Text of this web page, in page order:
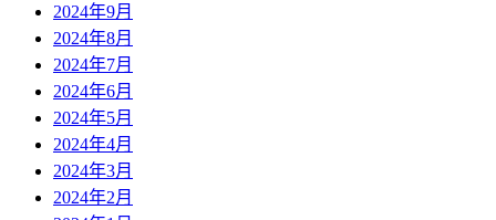
2024年9月
2024年8月
2024年7月
2024年6月
2024年5月
2024年4月
2024年3月
2024年2月